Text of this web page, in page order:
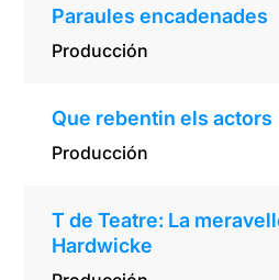
Paraules encadenades
Producción
Que rebentin els actors
Producción
T de Teatre: La
Hardwicke